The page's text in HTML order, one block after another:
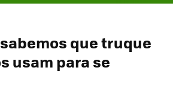
que truque
usam para se